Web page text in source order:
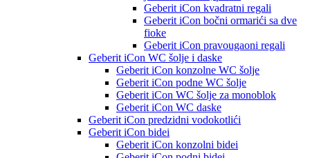
Geberit iCon kvadratni regali
Geberit iCon bočni ormarići sa dve
fioke
Geberit iCon pravougaoni regali
Geberit iCon WC šolje i daske
Geberit iCon konzolne WC šolje
Geberit iCon podne WC šolje
Geberit iCon WC šolje za monoblok
Geberit iCon WC daske
Geberit iCon predzidni vodokotlići
Geberit iCon bidei
Geberit iCon konzolni bidei